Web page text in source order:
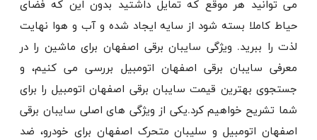
می توانید هر موقع که تمایل داشتید بدون این که فضای
حیاط کاملا بسته شود از سایه ایجاد شده و آب و هوا نهایت
لذت را ببرید. ویژگی سایبان برقی اصفهان برای ماشین را در
معرفی سایبان برقی اصفهان اتومبیل بررسی می کنیم، و
جستجوی بهترین قیمت سایبان برقی اصفهان اتومبیل را برای
شما تشریح خواهیم کرد.یکی از ویژگی های اصلی سایبان برقی
اصفهان اتومبیل و سلیبان متحرک اصفهان برای خودرو، ضد